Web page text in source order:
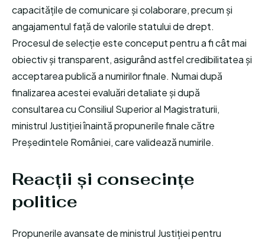
capacitățile de comunicare și colaborare, precum și
angajamentul față de valorile statului de drept.
Procesul de selecție este conceput pentru a fi cât mai
obiectiv și transparent, asigurând astfel credibilitatea și
acceptarea publică a numirilor finale. Numai după
finalizarea acestei evaluări detaliate și după
consultarea cu Consiliul Superior al Magistraturii,
ministrul Justiției înaintă propunerile finale către
Președintele României, care validează numirile.
Reacții și consecințe
politice
Propunerile avansate de ministrul Justiției pentru